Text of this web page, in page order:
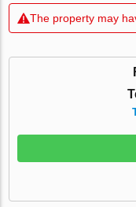
The property may